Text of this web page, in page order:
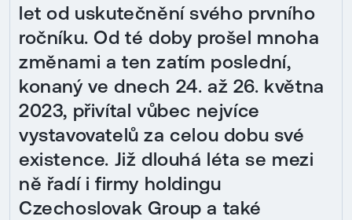
let od uskutečnění svého prvního
ročníku. Od té doby prošel mnoha
změnami a ten zatím poslední,
konaný ve dnech 24. až 26. května
2023, přivítal vůbec nejvíce
vystavovatelů za celou dobu své
existence. Již dlouhá léta se mezi
ně řadí i firmy holdingu
Czechoslovak Group a také